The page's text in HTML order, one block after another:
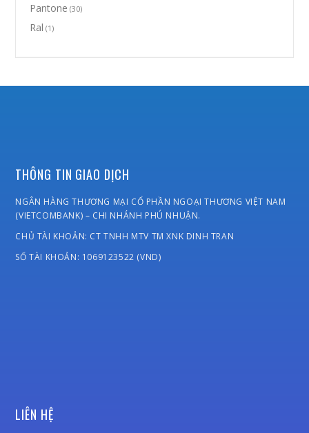
Pantone (30)
Ral (1)
THÔNG TIN GIAO DỊCH
NGÂN HÀNG THƯƠNG MẠI CỔ PHẦN NGOẠI THƯƠNG VIỆT NAM
(VIETCOMBANK) – CHI NHÁNH PHÚ NHUẬN.
CHỦ TÀI KHOẢN: CT TNHH MTV TM XNK DINH TRAN
SỐ TÀI KHOẢN: 1069123522 (VND)
LIÊN HỆ